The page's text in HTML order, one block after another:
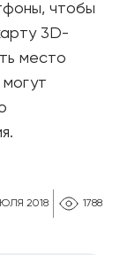
2018 1788
чтобы
3D-
место